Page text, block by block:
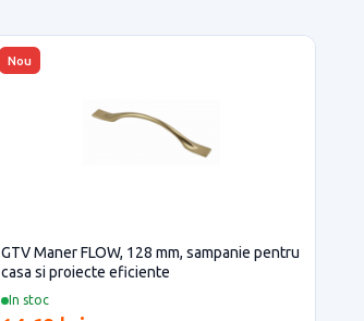
Nou
In stoc
GTV Maner FLOW, 128 mm, sampanie pentru
casa si proiecte eficiente